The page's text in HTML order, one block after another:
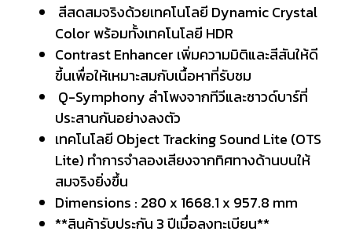
สีสดสมจริงด้วยเทคโนโลยี Dynamic Crystal
Color พร้อมทั้งเทคโนโลยี HDR
Contrast Enhancer เพิ่มความมิติและสีสันให้ดี
ขึ้นเพื่อให้เหมาะสมกับเนื้อหาที่รับชม
Q-Symphony ลำโพงจากทีวีและซาวด์บาร์ที่
ประสานกันอย่างลงตัว
เทคโนโลยี Object Tracking Sound Lite (OTS
Lite) ทำการจำลองเสียงจากทิศทางด้านบนให้
สมจริงยิ่งขึ้น
Dimensions : 280 x 1668.1 x 957.8 mm
**สินค้ารับประกัน 3 ปีเมื่อลงทะเบียน**